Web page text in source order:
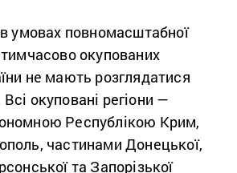
умовах повномасштабної
окупованих
не мають розглядатися
окуповані регіони —
Республікою Крим,
частинами Донецької,
та Запорізької